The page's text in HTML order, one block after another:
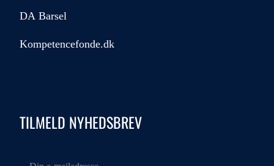
DA Barsel
Kompetencefonde.dk
TILMELD NYHEDSBREV